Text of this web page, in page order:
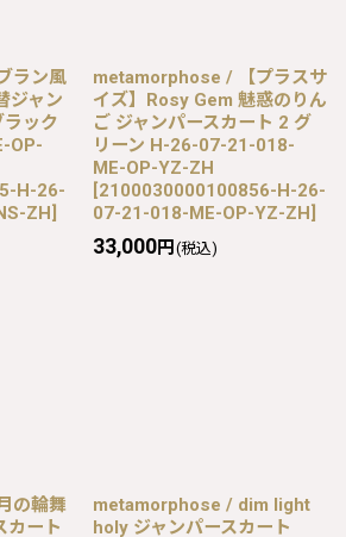
ラン風
ジャン
ック
OP-
H-26-
ZH]
metamorphose / 【プラスサ
イズ】Rosy Gem 魅惑のりん
ご ジャンパースカート 2 グ
リーン H-26-07-21-018-
ME-OP-YZ-ZH
[2100030000100856-H-26-
07-21-018-ME-OP-YZ-ZH]
33,000円 (税込)
の輪舞
カート
metamorphose / dim light
holy ジャンパースカート